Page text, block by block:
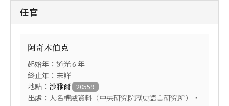
任官
阿奇木伯克
起始年： 道光6 年
終止年：未詳
地點： 沙雅爾 20559
出處： 人名權威資料（中央研究院歷史語言研究所）
，